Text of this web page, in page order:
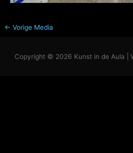
← Vorige Media
Copyright © 2026 Kunst in de Aula |